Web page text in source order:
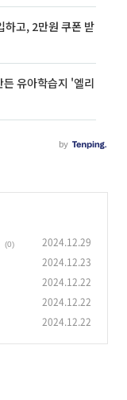
(0) 2024.12.29
2024.12.23
2024.12.22
2024.12.22
2024.12.22